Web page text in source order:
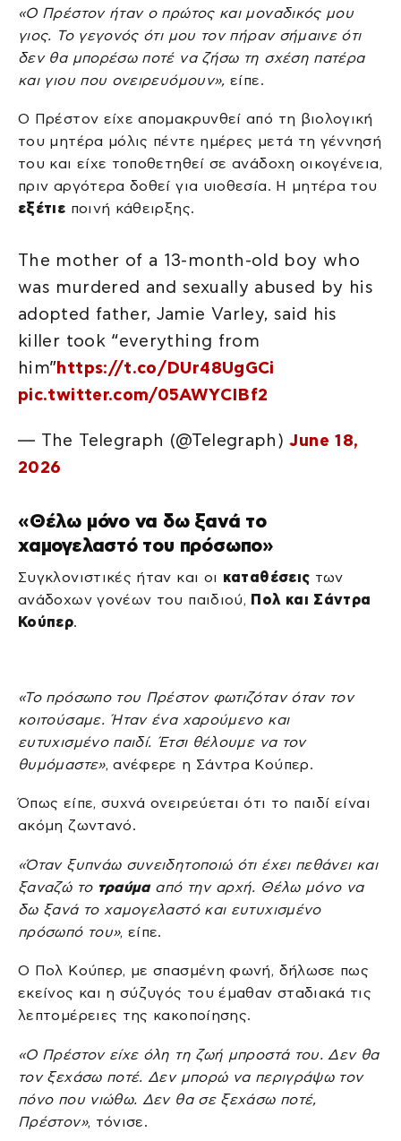
«Ο Πρέστον ήταν ο πρώτος και μοναδικός μου
γιος. Το γεγονός ότι μου τον πήραν σήμαινε ότι
δεν θα μπορέσω ποτέ να ζήσω τη σχέση πατέρα
και γιου που ονειρευόμουν», είπε.
Ο Πρέστον είχε απομακρυνθεί από τη βιολογική
του μητέρα μόλις πέντε ημέρες μετά τη γέννησή
του και είχε τοποθετηθεί σε ανάδοχη οικογένεια,
πριν αργότερα δοθεί για υιοθεσία. Η μητέρα του
εξέτιε ποινή κάθειρξης.
The mother of a 13-month-old boy who
was murdered and sexually abused by his
adopted father, Jamie Varley, said his
killer took “everything from
him”https://t.co/DUr48UgGCi
pic.twitter.com/05AWYCIBf2
— The Telegraph (@Telegraph)June 18,
2026
«Θέλω μόνο να δω ξανά το
χαμογελαστό του πρόσωπο»
Συγκλονιστικές ήταν και οι καταθέσεις των
ανάδοχων γονέων του παιδιού, Πολ και Σάντρα
Κούπερ.
«Το πρόσωπο του Πρέστον φωτιζόταν όταν τον
κοιτούσαμε. Ήταν ένα χαρούμενο και
ευτυχισμένο παιδί. Έτσι θέλουμε να τον
θυμόμαστε», ανέφερε η Σάντρα Κούπερ.
Όπως είπε, συχνά ονειρεύεται ότι το παιδί είναι
ακόμη ζωντανό.
«Όταν ξυπνάω συνειδητοποιώ ότι έχει πεθάνει και
ξαναζώ το τραύμααπό την αρχή. Θέλω μόνο να
δω ξανά το χαμογελαστό και ευτυχισμένο
πρόσωπό του», είπε.
Ο Πολ Κούπερ, με σπασμένη φωνή, δήλωσε πως
εκείνος και η σύζυγός του έμαθαν σταδιακά τις
λεπτομέρειες της κακοποίησης.
«Ο Πρέστον είχε όλη τη ζωή μπροστά του. Δεν θα
τον ξεχάσω ποτέ. Δεν μπορώ να περιγράψω τον
πόνο που νιώθω. Δεν θα σε ξεχάσω ποτέ,
Πρέστον», τόνισε.